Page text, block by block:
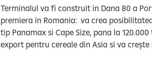
Terminalul va fi construit in Dana 80 a
premiera in Romania: va crea
tip Panamax si Cape Size, pana la
export pentru cereale din Asia si va